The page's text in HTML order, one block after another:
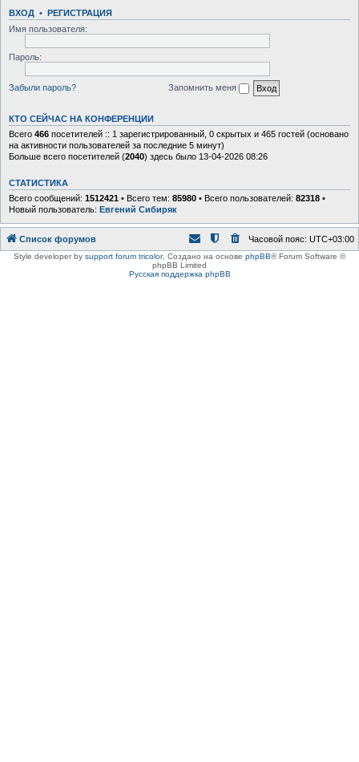
ВХОД • РЕГИСТРАЦИЯ
Имя пользователя:
Пароль:
Забыли пароль? Запомнить меня
КТО СЕЙЧАС НА КОНФЕРЕНЦИИ
Всего 466 посетителей :: 1 зарегистрированный, 0 скрытых и 465 гостей (основано
на активности пользователей за последние 5 минут)
Больше всего посетителей (2040) здесь было 13-04-2026 08:26
СТАТИСТИКА
Всего сообщений: 1512421 • Всего тем: 85980 • Всего пользователей: 82318 •
Новый пользователь: Евгений Сибиряк
Список форумов Часовой пояс: UTC+03:00
Style developer by support forum tricolor, Создано на основе phpBB® Forum Software ©
phpBB Limited
Русская поддержка phpBB